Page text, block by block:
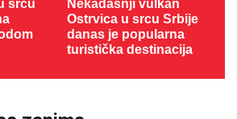
srcu
Nekadašnji vulkan
Ostrvica u srcu Srbije
danas je popularna
turistička destinacija